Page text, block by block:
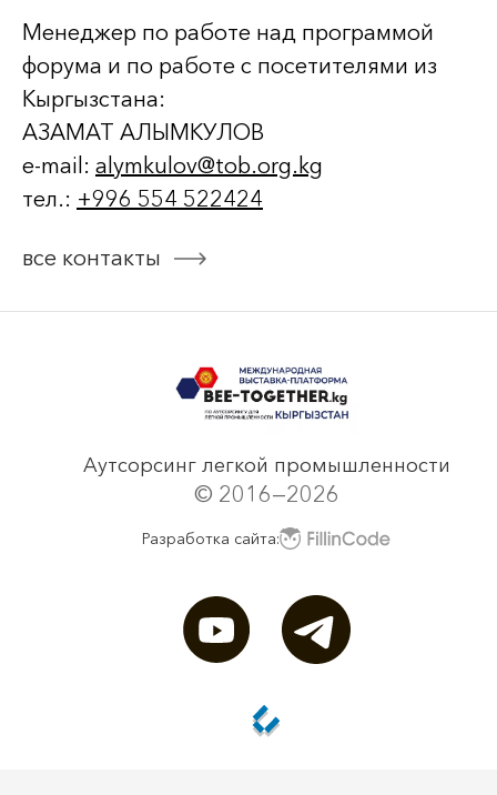
Менеджер по работе над программой
форума и по работе с посетителями из
Кыргызстана:
АЗАМАТ АЛЫМКУЛОВ
e-mail: alymkulov@tob.org.kg
тел.: +996 554 522424
все контакты
Аутсорсинг легкой промышленности
© 2016—2026
Разработка сайта: